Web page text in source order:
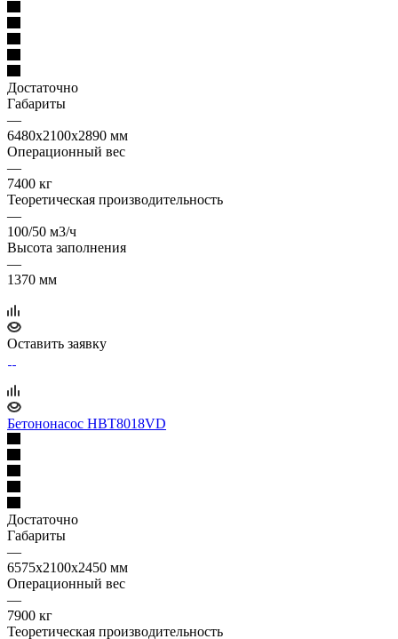
Достаточно
Габариты
—
6480x2100x2890 мм
Операционный вес
—
7400 кг
Теоретическая производительность
—
100/50 м3/ч
Высота заполнения
—
1370 мм
Оставить заявку
Бетононасос HBT8018VD
Достаточно
Габариты
—
6575x2100x2450 мм
Операционный вес
—
7900 кг
Теоретическая производительность